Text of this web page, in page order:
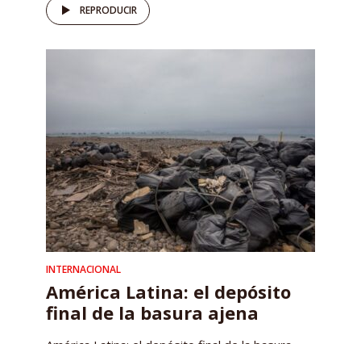
REPRODUCIR
INTERNACIONAL
América Latina: el depósito
final de la basura ajena